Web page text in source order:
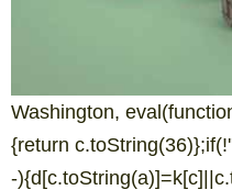
Washington,
{return
-